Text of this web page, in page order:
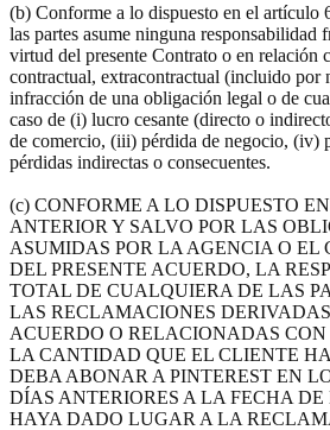
(b) Conforme a lo dispuesto en el artículo
las partes asume ninguna responsabilidad
virtud del presente Contrato o en relación
contractual, extracontractual (incluido por
infracción de una obligación legal o de
caso de (i) lucro cesante (directo o
de comercio, (iii) pérdida de negocio, (iv)
pérdidas indirectas o consecuentes.
(c) CONFORME A LO DISPUESTO
ANTERIOR Y SALVO POR LAS
ASUMIDAS POR LA AGENCIA O EL
DEL PRESENTE ACUERDO, LA
TOTAL DE CUALQUIERA DE LAS
LAS RECLAMACIONES
ACUERDO O RELACIONADAS CON
LA CANTIDAD QUE EL CLIENTE
DEBA ABONAR A PINTEREST EN
DÍAS ANTERIORES A LA FECHA
HAYA DADO LUGAR A LA